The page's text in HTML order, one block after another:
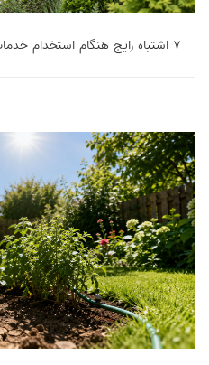
اگر حیاط، باغچه، روف‌گاردن
۷ اشتباه رایج هنگام استخدام خدمات باغبان...